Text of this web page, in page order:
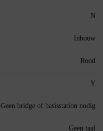
N
Inbouw
Rood
Y
Geen bridge of basisstation nodig
Geen taal